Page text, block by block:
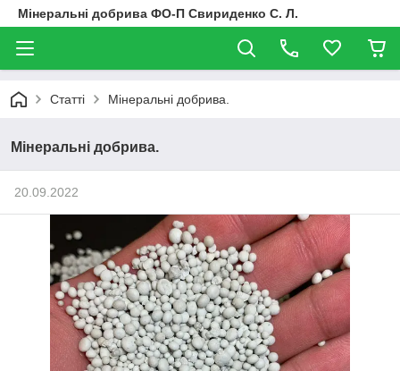
Мінеральні добрива ФО-П Свириденко С. Л.
Статті Мінеральні добрива.
Мінеральні добрива.
20.09.2022